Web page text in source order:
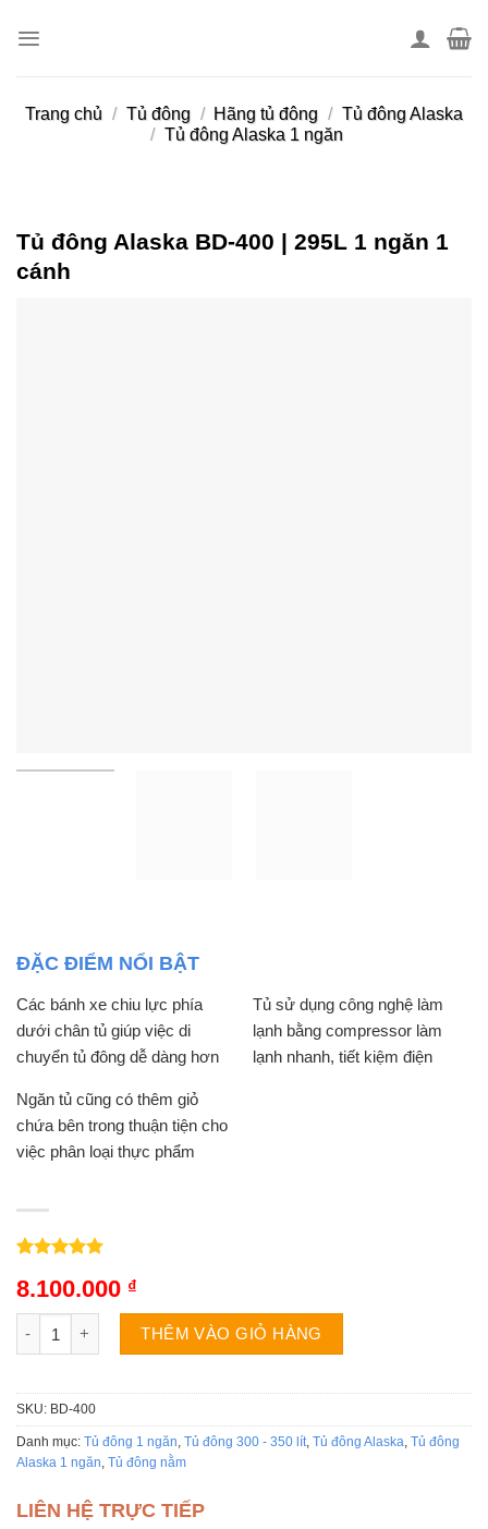
Trang chủ / Tủ đông / Hãng tủ đông / Tủ đông Alaska
/ Tủ đông Alaska 1 ngăn
Tủ đông Alaska BD-400 | 295L 1 ngăn 1
cánh
ĐẶC ĐIỂM NỔI BẬT
Các bánh xe chiu lực phía
dưới chân tủ giúp việc di
chuyển tủ đông dễ dàng hơn
Tủ sử dụng công nghệ làm
lạnh bằng compressor làm
lạnh nhanh, tiết kiệm điện
Ngăn tủ cũng có thêm giỏ
chứa bên trong thuận tiện cho
việc phân loại thực phẩm
dựa trên
8.100.000 ₫
Tủ đông Alaska BD-400 | 295L 1 ngăn 1 cánh số lượng
THÊM VÀO GIỎ HÀNG
SKU: BD-400
Danh mục: Tủ đông 1 ngăn, Tủ đông 300 - 350 lít, Tủ đông Alaska, Tủ đông
Alaska 1 ngăn, Tủ đông nằm
LIÊN HỆ TRỰC TIẾP